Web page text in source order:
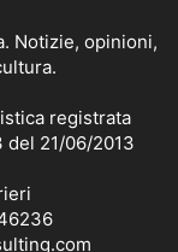
Notizie, opinioni,
registrata
del 21/06/2013